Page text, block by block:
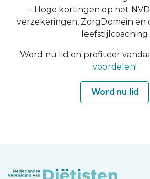
– Hoge kortingen op het
verzekeringen, ZorgDomein en
leefstijlcoaching
Word nu lid en profiteer
voordelen!
Word nu lid